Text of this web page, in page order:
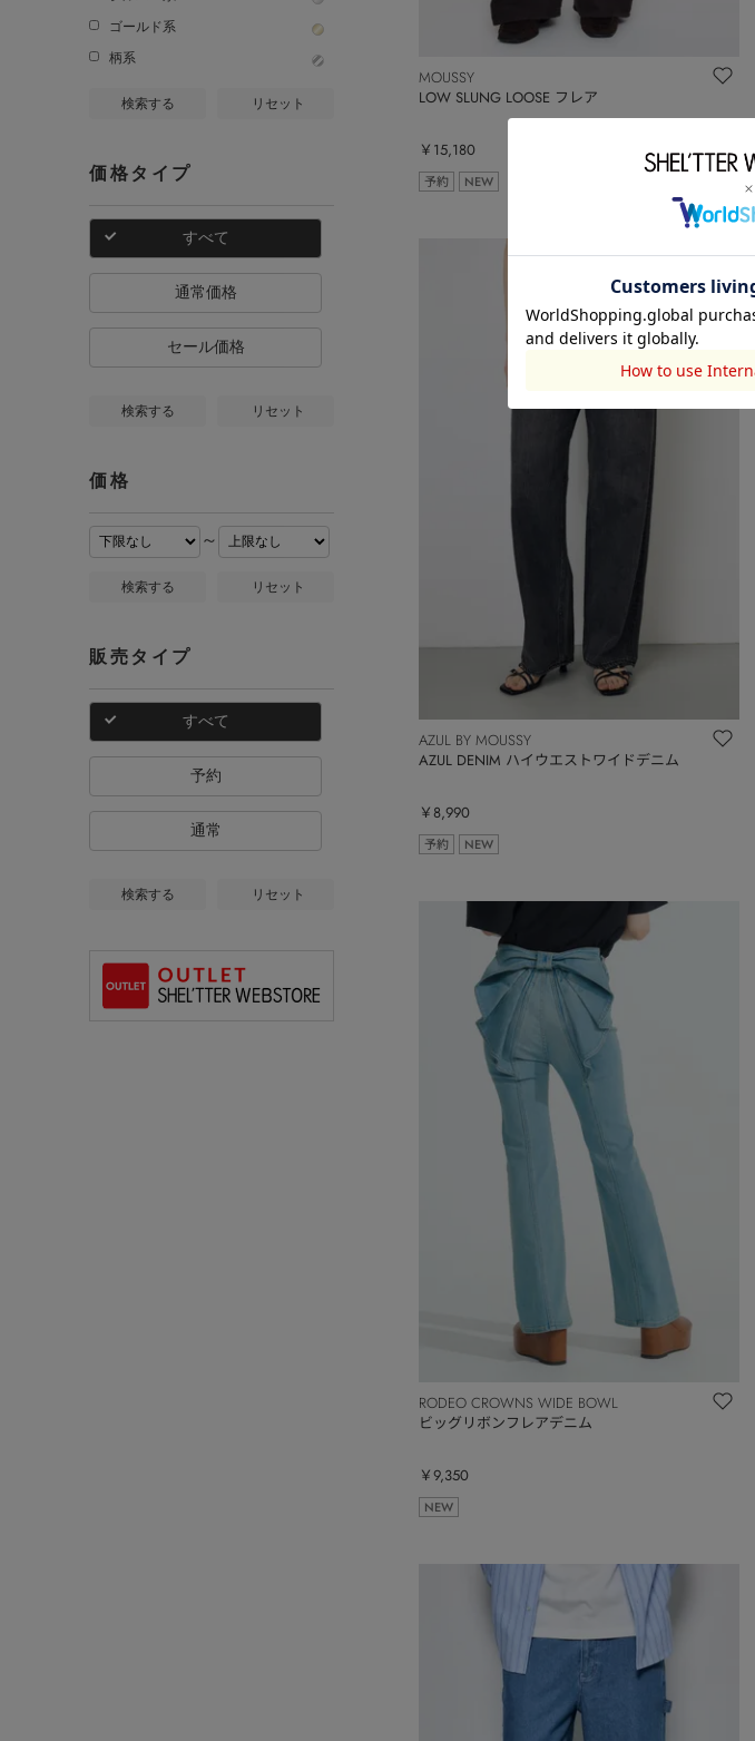
ゴールド系
柄系
検索する リセット
価格タイプ
すべて
通常価格
セール価格
検索する リセット
価格
～
検索する リセット
販売タイプ
すべて
予約
通常
検索する リセット
MOUSSY
LOW SLUNG LOOSE フレア
￥15,180
予約 NEW
AZUL BY MOUSSY
AZUL DENIM ハイウエストワイドデニム
￥8,990
予約 NEW
RODEO CROWNS WIDE BOWL
ビッグリボンフレアデニム
￥9,350
NEW